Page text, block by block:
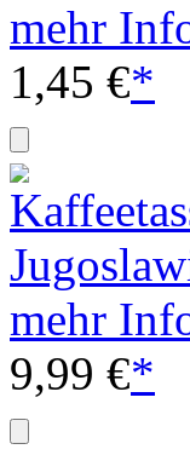
mehr
1,45 €*
mehr
9,99 €*